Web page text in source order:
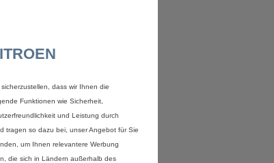
dass wir Ihnen die
Funktionen wie Sicherheit,
und Leistung durch
tragen so dazu bei, unser Angebot für Sie
um Ihnen relevantere Werbung
die sich in Ländern außerhalb des